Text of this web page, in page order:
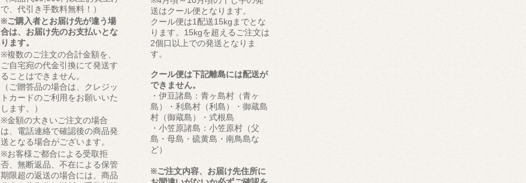
で、代引き手数料無料！）
※ご購入者とお届け先が違う場
合は、お届け先のお支払いとな
ります。
※複数のご注文の合計金額を、
ご自宅宛の代金引換にて発送す
ることはできません。
（ご贈答品の場合は、クレジッ
トカードのご利用をお願いいた
します。）
※金額の大きいご注文の場合
は、電話連絡で確認後の商品発
送となる場合がございます。
※お客様ご都合による受取拒
否、無断返品、不在による保管
期限超の返送の場合には、商品
送はクール便となります。
クール便は1配送15kgまでとな
ります。15kgを超えるご注文は
2個口以上での発送となりま
す。
クール便は下記離島には配送が
できません。
・伊豆諸島：青ヶ島村（青ヶ
島）・利島村（利島）・御蔵島
村（御蔵島）・式根島
・小笠原諸島：小笠原村（父
島・母島・硫黄島・南鳥島な
ど）
※ご注文内容、お届け先住所に